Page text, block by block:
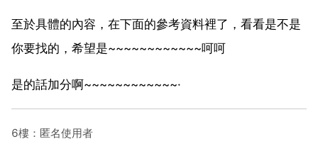
至於具體的內容，在下面的參考資料裡了，看看是不是
你要找的，希望是~~~~~~~~~~~~呵呵
是的話加分啊~~~~~~~~~~~~·
6樓：匿名使用者